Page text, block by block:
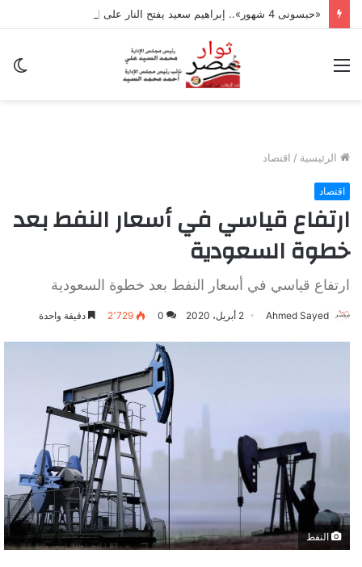
القائمة
الرئيسية / اقتصاد
اقتصاد
ارتفاع قياسي في أسعار النفط بعد
خطوة السعودية
ارتفاع قياسي في أسعار النفط بعد خطوة السعودية
Ahmed Sayed 2 أبريل، 2020 0 2٬729 دقيقة واحدة
النفط